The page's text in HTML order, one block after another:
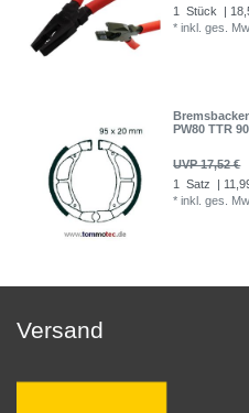
1 Stück
|
*inkl. ges.
PW80 TTR
UVP 17,52 €
1 Satz
|
*inkl. ges.
Versand